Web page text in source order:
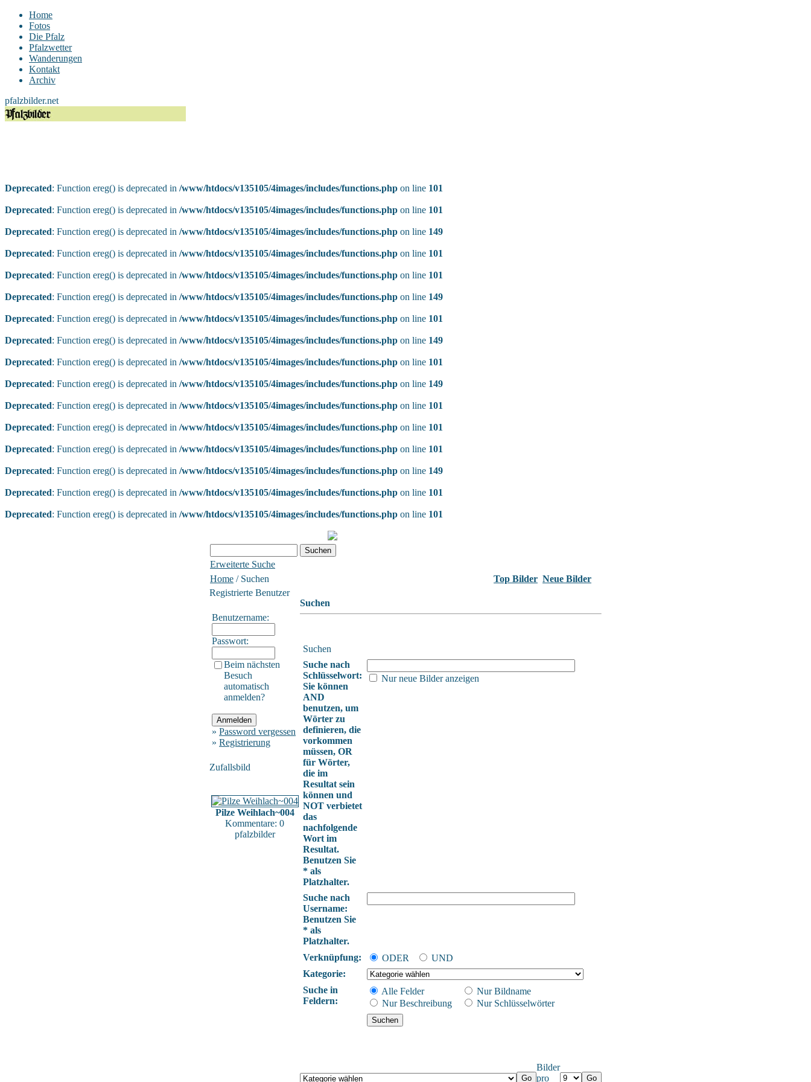
Home
Fotos
Die Pfalz
Pfalzwetter
Wanderungen
Kontakt
Archiv
pfalzbilder.net
Deprecated: Function ereg() is deprecated in /www/htdocs/v135105/4images/includes/functions.php on line 101
Deprecated: Function ereg() is deprecated in /www/htdocs/v135105/4images/includes/functions.php on line 101
Deprecated: Function ereg() is deprecated in /www/htdocs/v135105/4images/includes/functions.php on line 149
Deprecated: Function ereg() is deprecated in /www/htdocs/v135105/4images/includes/functions.php on line 101
Deprecated: Function ereg() is deprecated in /www/htdocs/v135105/4images/includes/functions.php on line 101
Deprecated: Function ereg() is deprecated in /www/htdocs/v135105/4images/includes/functions.php on line 149
Deprecated: Function ereg() is deprecated in /www/htdocs/v135105/4images/includes/functions.php on line 101
Deprecated: Function ereg() is deprecated in /www/htdocs/v135105/4images/includes/functions.php on line 149
Deprecated: Function ereg() is deprecated in /www/htdocs/v135105/4images/includes/functions.php on line 101
Deprecated: Function ereg() is deprecated in /www/htdocs/v135105/4images/includes/functions.php on line 149
Deprecated: Function ereg() is deprecated in /www/htdocs/v135105/4images/includes/functions.php on line 101
Deprecated: Function ereg() is deprecated in /www/htdocs/v135105/4images/includes/functions.php on line 101
Deprecated: Function ereg() is deprecated in /www/htdocs/v135105/4images/includes/functions.php on line 101
Deprecated: Function ereg() is deprecated in /www/htdocs/v135105/4images/includes/functions.php on line 149
Deprecated: Function ereg() is deprecated in /www/htdocs/v135105/4images/includes/functions.php on line 101
Deprecated: Function ereg() is deprecated in /www/htdocs/v135105/4images/includes/functions.php on line 101
Erweiterte Suche
Home / Suchen Top Bilder Neue Bilder
Registrierte Benutzer
Benutzername:
Passwort:
Beim nächsten
Besuch
automatisch
anmelden?
» Password vergessen
» Registrierung
Zufallsbild
Pilze Weihlach~004
Kommentare: 0
pfalzbilder
Suchen
Suchen
Suche nach
Schlüsselwort:
Sie können
AND
benutzen, um
Wörter zu
definieren, die
vorkommen
müssen, OR
für Wörter,
die im
Resultat sein
können und
NOT verbietet
das
nachfolgende
Wort im
Resultat.
Benutzen Sie
* als
Platzhalter.
Nur neue Bilder anzeigen
Suche nach
Username:
Benutzen Sie
* als
Platzhalter.
Verknüpfung:
ODER
UND
Kategorie:
Suche in
Feldern:
Alle Felder
Nur Bildname
Nur Beschreibung
Nur Schlüsselwörter
Bilder
pro